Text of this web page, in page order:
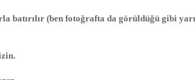
batırılır (ben fotoğrafta da görüldüğü gibi